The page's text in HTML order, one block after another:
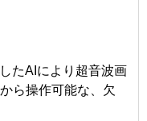
たAIにより超音波画
ら操作可能な、欠